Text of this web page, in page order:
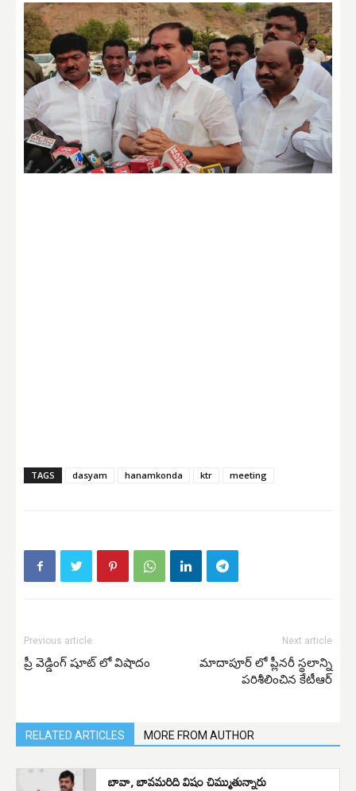
TAGS dasyam hanamkonda ktr meeting
Previous article
ప్రీ వెడ్డింగ్ షూట్ లో విషాదం
Next article
మాదాపూర్ లో ప్లీనరీ స్థలాన్ని
పరిశీలించిన కేటీఆర్
RELATED ARTICLES MORE FROM AUTHOR
బావా, బావమరిది విషం చిమ్ముతున్నారు